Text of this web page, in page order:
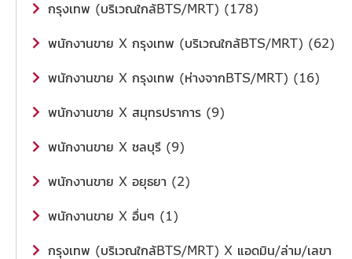
กรุงเทพ (บริเวณใกล้BTS/MRT) (178)
พนักงานขาย X กรุงเทพ (บริเวณใกล้BTS/MRT) (62)
พนักงานขาย X กรุงเทพ (ห่างจากBTS/MRT) (16)
พนักงานขาย X สมุทรปราการ (9)
พนักงานขาย X ชลบุรี (9)
พนักงานขาย X อยุธยา (2)
พนักงานขาย X อื่นๆ (1)
กรุงเทพ (บริเวณใกล้BTS/MRT) X แอดมิน/ล่าม/เลขา